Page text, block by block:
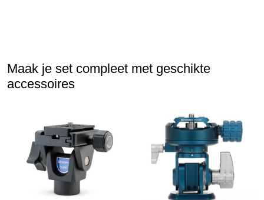
Maak je set compleet met geschikte
accessoires